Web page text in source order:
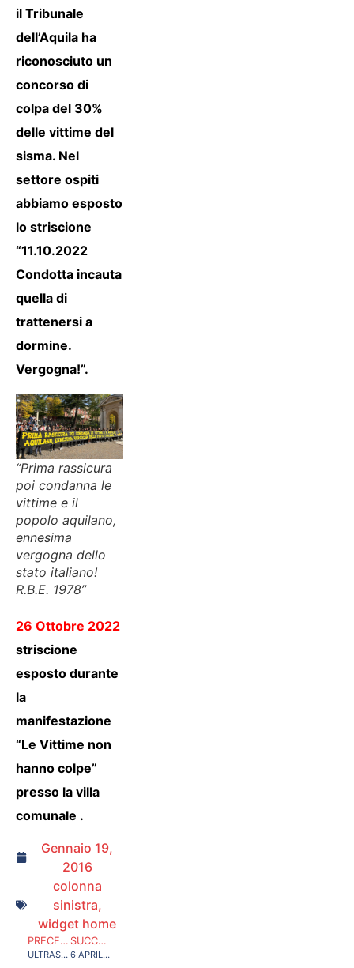
il Tribunale
dell’Aquila ha
riconosciuto un
concorso di
colpa del 30%
delle vittime del
sisma. Nel
settore ospiti
abbiamo esposto
lo striscione
“11.10.2022
Condotta incauta
quella di
trattenersi a
dormine.
Vergogna!”.
“Prima rassicura
poi condanna le
vittime e il
popolo aquilano,
ennesima
vergogna dello
stato italiano!
R.B.E. 1978”
26 Ottobre 2022
striscione
esposto durante
la
manifestazione
“Le Vittime non
hanno colpe”
presso la villa
comunale .
Gennaio 19,
2016
colonna
sinistra,
widget home
PRECEDENTE
ULTRAS D’ITALIA PER AMATRICE
SUCCESSIVO
6 APRILE 2009…PER NON DIMENTICARE